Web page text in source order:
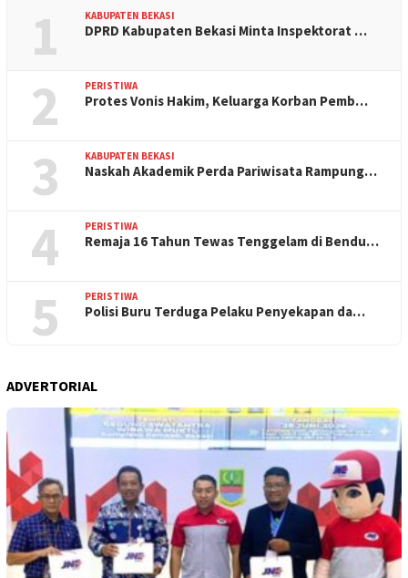
1 KABUPATEN BEKASI
DPRD Kabupaten Bekasi Minta Inspektorat …
2 PERISTIWA
Protes Vonis Hakim, Keluarga Korban Pemb…
3 KABUPATEN BEKASI
Naskah Akademik Perda Pariwisata Rampung…
4 PERISTIWA
Remaja 16 Tahun Tewas Tenggelam di Bendu…
5 PERISTIWA
Polisi Buru Terduga Pelaku Penyekapan da…
ADVERTORIAL